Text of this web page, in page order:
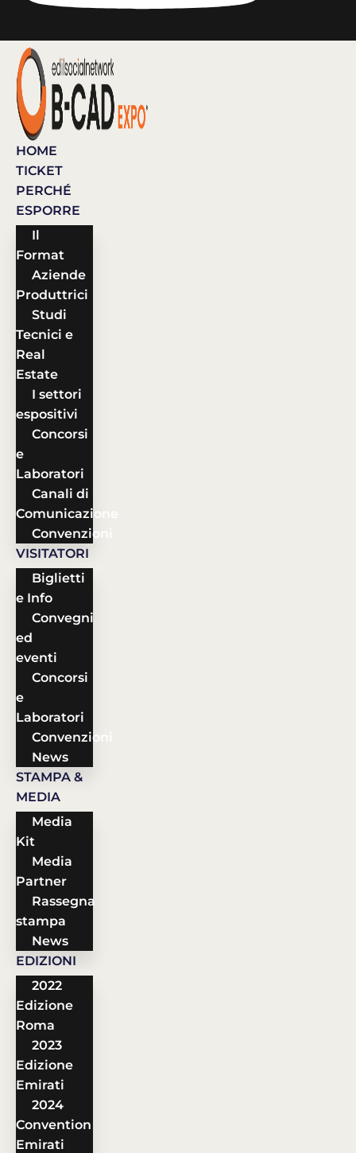
HOME
TICKET
PERCHÉ
ESPORRE
Il
Format
Aziende
Produttrici
Studi
Tecnici e
Real
Estate
I settori
espositivi
Concorsi
e
Laboratori
Canali di
Comunicazione
Convenzioni
VISITATORI
Biglietti
e Info
Convegni
ed
eventi
Concorsi
e
Laboratori
Convenzioni
News
STAMPA &
MEDIA
Media
Kit
Media
Partner
Rassegna
stampa
News
EDIZIONI
2022
Edizione
Roma
2023
Edizione
Emirati
2024
Convention
Emirati